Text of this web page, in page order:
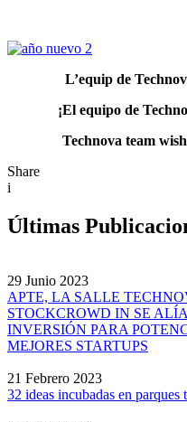
L’equip de
¡El equipo de
Technova team
Share
i
Últimas
29 Junio 2023
APTE, LA SALLE
STOCKCROWD IN SE
INVERSIÓN PARA
MEJORES STARTUPS
21 Febrero 2023
32 ideas incubadas en parques